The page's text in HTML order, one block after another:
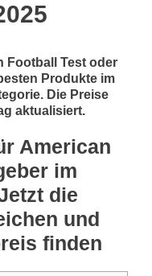
Football Test oder
Produkte im
Die Preise
aktualisiert.
American
im
die
und
finden